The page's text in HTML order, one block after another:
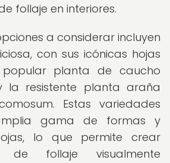
follaje en interiores.
a considerar incluyen
con sus icónicas hojas
planta de caucho
la resistente planta araña
Estas variedades
gama de formas y
lo que permite crear
de follaje visualmente